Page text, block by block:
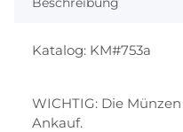
Katalog: KM#753a
WICHTIG: Die
Ankauf.